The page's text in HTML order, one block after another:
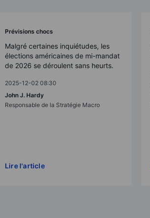
Prévisions chocs
Malgré certaines inquiétudes, les
élections américaines de mi-mandat
de 2026 se déroulent sans heurts.
2025-12-02 08:30
John J. Hardy
Responsable de la Stratégie Macro
Lire l'article